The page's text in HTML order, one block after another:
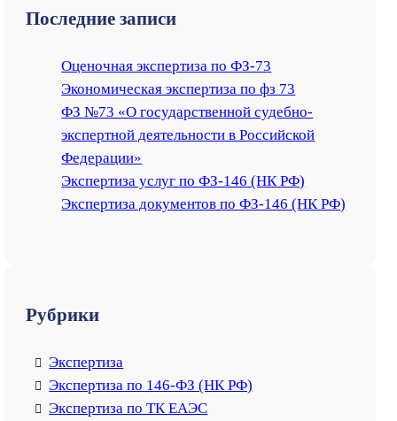
r
Последние записи
Оценочная экспертиза по ФЗ-73
Экономическая экспертиза по фз 73
ФЗ №73 «О государственной судебно-
экспертной деятельности в Российской
Федерации»
Экспертиза услуг по ФЗ-146 (НК РФ)
Экспертиза документов по ФЗ-146 (НК РФ)
Рубрики
Экспертиза
Экспертиза по 146-ФЗ (НК РФ)
Экспертиза по ТК ЕАЭС